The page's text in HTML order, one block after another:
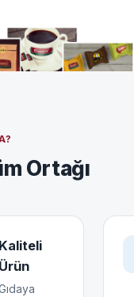
Ortağı
Kaliteli
Ürün